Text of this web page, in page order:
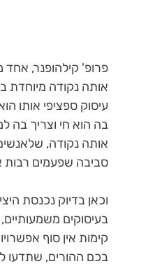
פרופ' קילהופנר,
אותה נקודה מיוחדת
עיסוק ספציפי אותו
בה הוא חי וצריך בה
אותה נקודה,
סביבה שפעמים
וכאן בדיוק נכנסת
בעיסוקים
קימות אין סוף
בכם ההורים, שתדעו